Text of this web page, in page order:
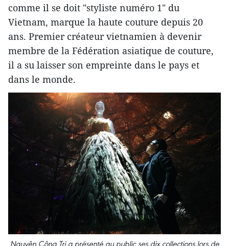
comme il se doit "styliste numéro 1" du
Vietnam, marque la haute couture depuis 20
ans. Premier créateur vietnamien à devenir
membre de la Fédération asiatique de couture,
il a su laisser son empreinte dans le pays et
dans le monde.
Nguyên Công Tri a présenté au public ses dix collections lors de